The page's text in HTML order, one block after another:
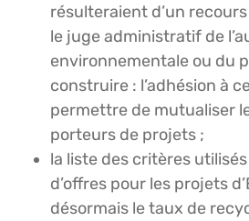
résulteraient d’un
le juge administratif de
environnementale ou du
construire : l’adhésion à
permettre de mutualiser
porteurs de projets ;
la liste des critères
d’offres pour les projets
désormais le taux de